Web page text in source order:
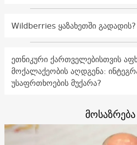
Wildberries ყაზახეთში გადადის?
ეთნიკური ქართველებისთვის
მოქალაქეობის აღდგენა:
უსაფრთხოების მუქარა?
მოსაზრება